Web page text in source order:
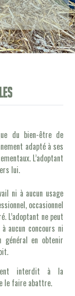
du bien-être de
adapté à ses
L’adoptant
lui.
ni à aucun usage
occasionnel
ne peut
aucun concours ni
général en obtenir
interdit à la
le faire abattre.